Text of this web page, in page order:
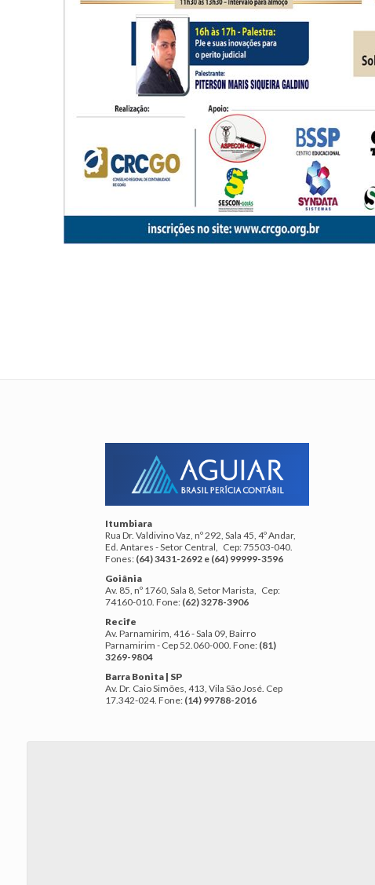
Itumbiara
Rua Dr. Valdivino Vaz, nº 292, Sala 45, 4º Andar,
Ed. Antares - Setor Central, Cep: 75503-040.
Fones: (64) 3431-2692 e (64) 99999-3596
Goiânia
Av. 85, nº 1760, Sala 8, Setor Marista, Cep:
74160-010. Fone: (62) 3278-3906
Recife
Av. Parnamirim, 416 - Sala 09, Bairro
Parnamirim - Cep 52.060-000. Fone: (81)
3269-9804
Barra Bonita | SP
Av. Dr. Caio Simões, 413, Vila São José. Cep
17.342-024. Fone: (14) 99788-2016